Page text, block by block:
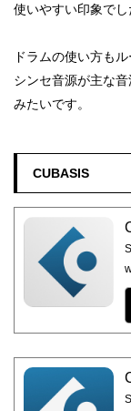
使いやすい印象でし
ドラムの使い方も
シンセ音源が主な
みたいです。
CUBASIS